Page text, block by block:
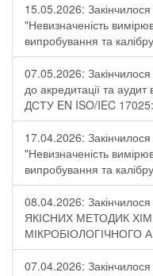
15.05.2026:
"Невизначеність
випробування та
07.05.2026:
до акредитації та
ДСТУ EN ISO/IEC
17.04.2026:
"Невизначеність
випробування та
08.04.2026:
ЯКІСНИХ МЕТОДИК
МІКРОБІОЛОГІЧНОГО
07.04.2026: